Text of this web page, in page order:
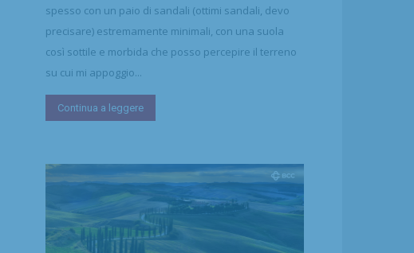
spesso con un paio di sandali (ottimi sandali, devo
precisare) estremamente minimali, con una suola
così sottile e morbida che posso percepire il terreno
su cui mi appoggio...
Continua a leggere